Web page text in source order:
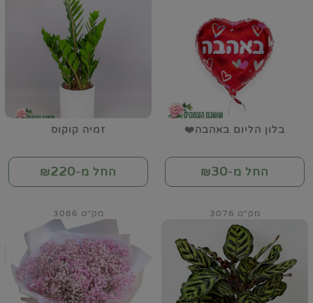
בלון הליום באהבה❤️
החל מ-₪30
זמיה קוקוס
החל מ-₪220
מק"ט 3076 מק"ט 3086